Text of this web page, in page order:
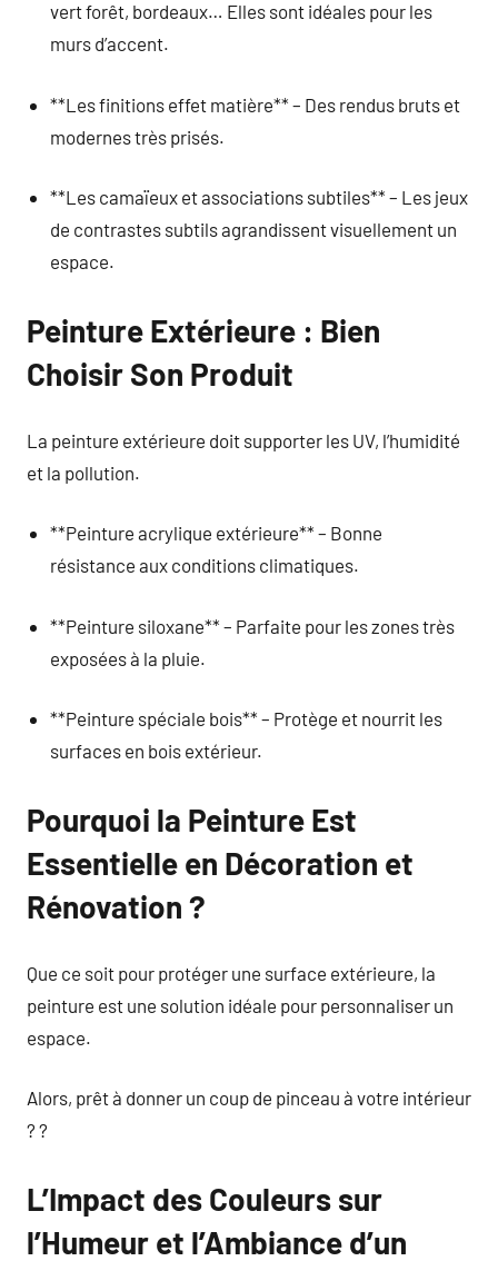
vert forêt, bordeaux… Elles sont idéales pour les
murs d’accent.
**Les finitions effet matière** – Des rendus bruts et
modernes très prisés.
**Les camaïeux et associations subtiles** – Les jeux
de contrastes subtils agrandissent visuellement un
espace.
Peinture Extérieure : Bien
Choisir Son Produit
La peinture extérieure doit supporter les UV, l’humidité
et la pollution.
**Peinture acrylique extérieure** – Bonne
résistance aux conditions climatiques.
**Peinture siloxane** – Parfaite pour les zones très
exposées à la pluie.
**Peinture spéciale bois** – Protège et nourrit les
surfaces en bois extérieur.
Pourquoi la Peinture Est
Essentielle en Décoration et
Rénovation ?
Que ce soit pour protéger une surface extérieure, la
peinture est une solution idéale pour personnaliser un
espace.
Alors, prêt à donner un coup de pinceau à votre intérieur
? ?
L’Impact des Couleurs sur
l’Humeur et l’Ambiance d’un